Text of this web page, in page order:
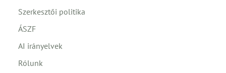
Szerkesztői politika
ÁSZF
AI irányelvek
Rólunk